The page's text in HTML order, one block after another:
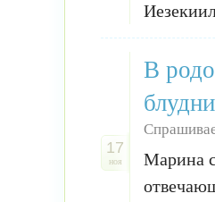
17
ноя
В
Марина